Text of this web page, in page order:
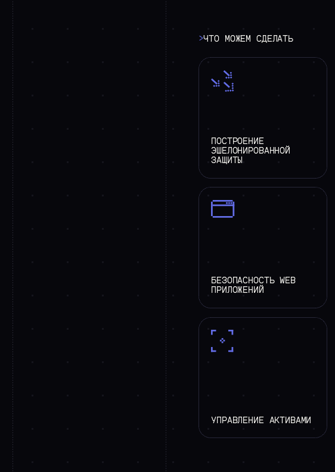
>ЧТО МОЖЕМ СДЕЛАТЬ
ПОСТРОЕНИЕ
ЭШЕЛОНИРОВАННОЙ
ЗАЩИТЫ
БЕЗОПАСНОСТЬ WEB
ПРИЛОЖЕНИЙ
УПРАВЛЕНИЕ АКТИВАМИ